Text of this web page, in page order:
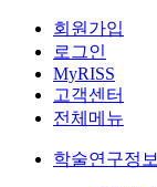
회원가입
로그인
MyRISS
고객센터
전체메뉴
학술연구정